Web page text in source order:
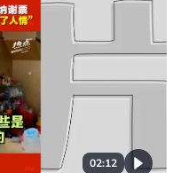
02:12